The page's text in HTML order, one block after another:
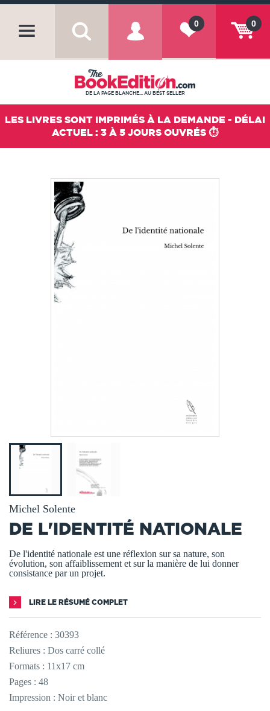
0
0
DE LA PAGE BLANCHE... AU BEST SELLER
LES LIVRES SONT IMPRIMÉS À LA DEMANDE - DÉLAI
ACTUEL : 3 À 5 JOURS OUVRÉS ⏱️
Michel Solente
DE L'IDENTITÉ NATIONALE
De l'identité nationale est une réflexion sur sa nature, son
évolution, son affaiblissement et sur la manière de lui donner
consistance par un projet.
LIRE LE RÉSUMÉ COMPLET
Référence : 30393
Reliures : Dos carré collé
Formats : 11x17 cm
Pages : 48
Impression : Noir et blanc